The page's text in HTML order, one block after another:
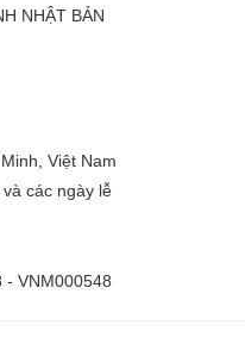
NHẬT BẢN
Việt Nam
các ngày lễ
VNM000548